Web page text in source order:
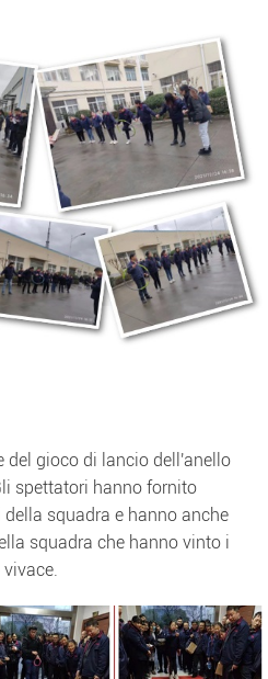
del gioco di lancio dell'anello
spettatori hanno fornito
squadra e hanno anche
squadra che hanno vinto i